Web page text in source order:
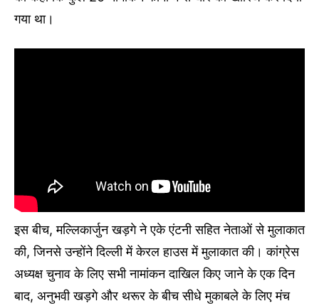
गया था।
इस बीच, मल्लिकार्जुन खड़गे ने एके एंटनी सहित नेताओं से मुलाकात
की, जिनसे उन्होंने दिल्ली में केरल हाउस में मुलाकात की। कांग्रेस
अध्यक्ष चुनाव के लिए सभी नामांकन दाखिल किए जाने के एक दिन
बाद, अनुभवी खड़गे और थरूर के बीच सीधे मुकाबले के लिए मंच